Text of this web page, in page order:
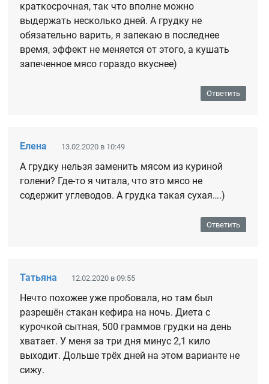
краткосрочная, так что вполне можно
выдержать несколько дней. А грудку не
обязательно варить, я запекаю в последнее
время, эффект не меняется от этого, а кушать
запеченное мясо гораздо вкуснее)
Ответить
Елена 13.02.2020 в 10:49
А грудку нельзя заменить мясом из куриной
голени? Где-то я читала, что это мясо не
содержит углеводов. А грудка такая сухая….)
Ответить
Татьяна 12.02.2020 в 09:55
Нечто похожее уже пробовала, но там был
разрешён стакан кефира на ночь. Диета с
курочкой сытная, 500 граммов грудки на день
хватает. У меня за три дня минус 2,1 кило
выходит. Дольше трёх дней на этом варианте не
сижу.